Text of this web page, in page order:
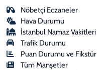
Nöbetçi Eczaneler
Hava Durumu
İstanbul Namaz Vakitleri
Trafik Durumu
Puan Durumu ve Fikstür
Tüm Manşetler